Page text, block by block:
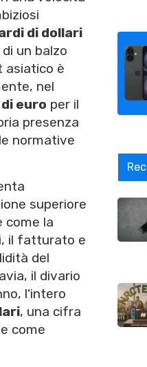
di dollari
un balzo
asiatico è
nel
euro per il
presenza
normative
superiore
come la
il fatturato e
del
il divario
l'intero
, una cifra
come